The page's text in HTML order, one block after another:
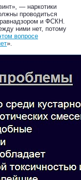
— наркотики
проводиться
и ФСКН.
ними нет, потому
вопросе
».